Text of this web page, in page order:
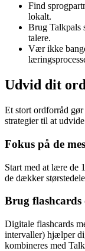
Find
lokalt.
Brug Talkpals
talere.
Vær ikke
Udvid dit
Et stort ordforråd
strategier til at
Fokus på de
Start med at lære de
de dækker
Brug flashcards
Digitale flashcards
intervaller) hjælper
kombineres med